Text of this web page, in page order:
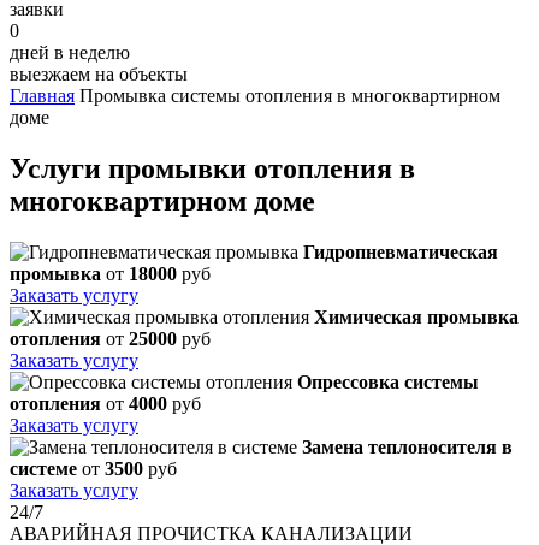
заявки
0
дней в неделю
выезжаем на объекты
Главная Промывка системы отопления в многоквартирном
доме
Услуги промывки отопления в
многоквартирном доме
Гидропневматическая
промывка от 18000 руб
Заказать услугу
Химическая промывка
отопления от 25000 руб
Заказать услугу
Опрессовка системы
отопления от 4000 руб
Заказать услугу
Замена теплоносителя в
системе от 3500 руб
Заказать услугу
24/7
АВАРИЙНАЯ ПРОЧИСТКА КАНАЛИЗАЦИИ